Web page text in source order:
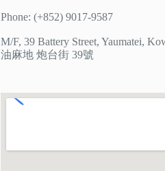
Phone: (+852) 9017-9587
M/F, 39 Battery Street, Yaumatei,
油麻地 炮台街 39號